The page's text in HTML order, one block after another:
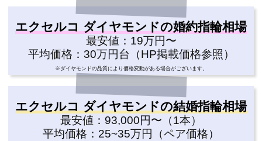
エクセルコ ダイヤモンドの婚約指輪相場
最安値：19万円〜
平均価格：30万円台（HP掲載価格参照）
※ダイヤモンドの品質により価格変動がある場合がございます。
エクセルコ ダイヤモンドの結婚指輪相場
最安値：93,000円〜（1本）
平均価格：25~35万円（ペア価格）